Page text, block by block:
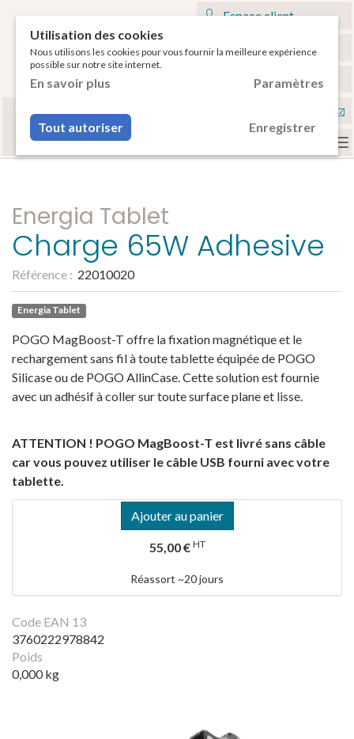
ou votre smartphone pour voir vos accessoires
compatibles.
Espace client
Mon panier
Français
Energia Tablet
Charge 65W Adhesive
Référence : 22010020
Energia Tablet
POGO MagBoost-T offre la fixation magnétique et le
rechargement sans fil à toute tablette équipée de POGO
Silicase ou de POGO AllinCase. Cette solution est fournie
avec un adhésif à coller sur toute surface plane et lisse.
ATTENTION ! POGO MagBoost-T est livré sans câble
car vous pouvez utiliser le câble USB fourni avec votre
tablette.
Ajouter au panier
55,00 € HT
Réassort ~20 jours
Code EAN 13
3760222978842
Poids
0,000 kg
Utilisation des cookies
Nous utilisons les cookies pour vous fournir la meilleure expérience
possible sur notre site internet.
En savoir plus Paramètres
Tout autoriser Enregistrer